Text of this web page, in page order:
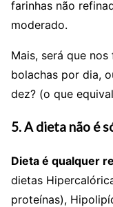
farinhas não
moderado.
Mais, será que
bolachas por dia,
dez? (o que
5. A dieta não é
Dieta é qualquer
dietas
proteínas),